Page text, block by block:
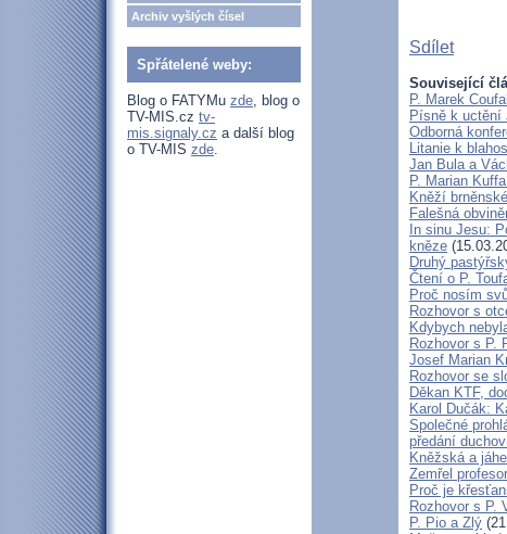
Archiv vyšlých čísel
Spřátelené weby:
Blog o FATYMu zde, blog o
TV-MIS.cz tv-
mis.signaly.cz a další blog
o TV-MIS zde.
Sdílet
Související
P. Marek
Písně k uctění
Odborná
Litanie k
Jan Bula a
P. Marian
Kněží
Falešná
In sinu Jesu:
kněze
Druhý
Čtení o P.
Proč nosím
Rozhovor s
Kdybych
Rozhovor s P.
Josef Marian
Rozhovor se
Děkan KTF,
Karol Dučák:
Společné
předání
Kněžská a
Zemřel
Proč je
Rozhovor s P.
P. Pio a Zlý